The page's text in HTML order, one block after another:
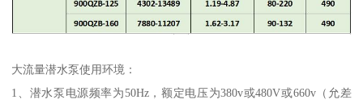
大流量潜水泵使用环境：
1、潜水泵电源频率为50Hz，额定电压为380v或480V或660v（允差